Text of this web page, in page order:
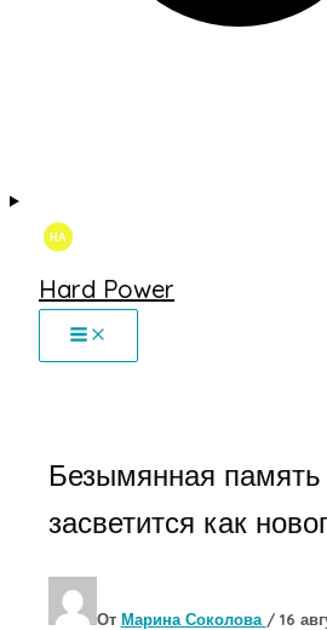
Hard Power
Безымянная
засветится как
От Марина Соколова / 16